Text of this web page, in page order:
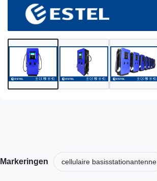
Markeringen cellulaire basisstationantenne